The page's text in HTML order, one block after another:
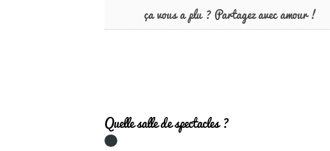
ça vous a plu ? Partagez avec amour !
Quelle salle de spectacles ?